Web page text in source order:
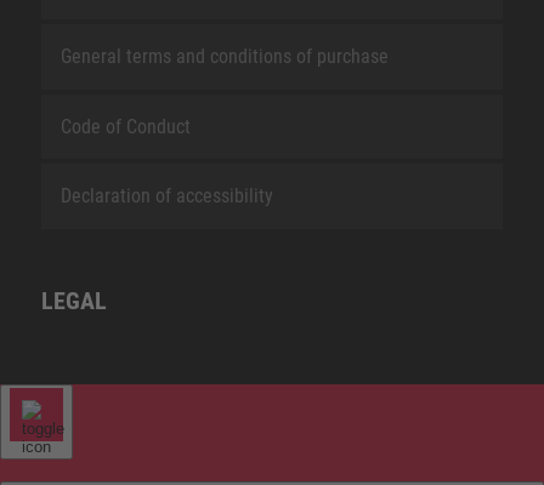
General terms and conditions of purchase
Code of Conduct
Declaration of accessibility
LEGAL